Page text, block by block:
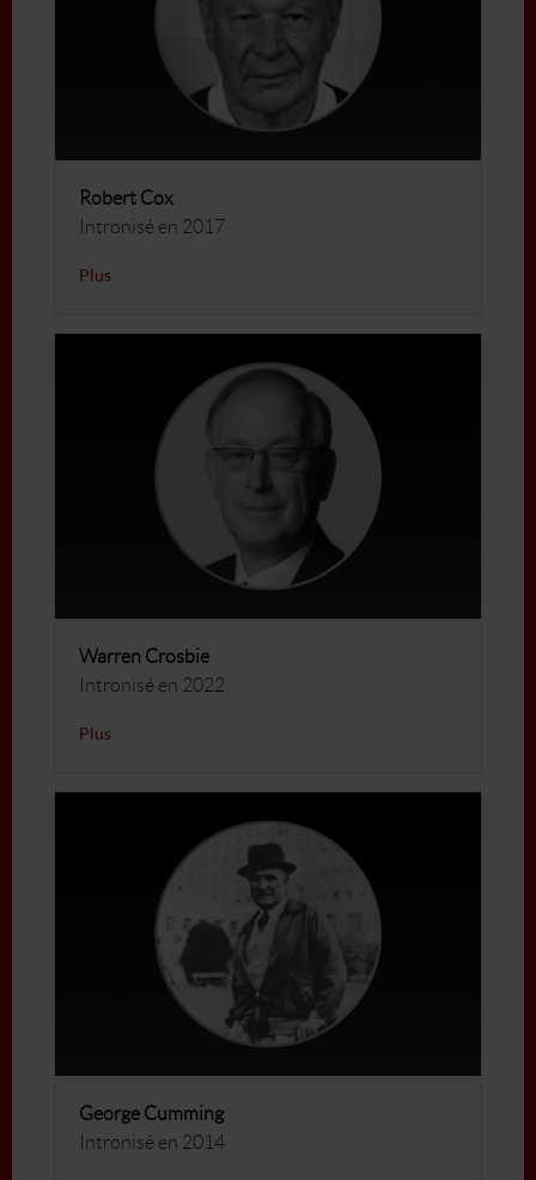
Robert Cox
Intronisé en 2017
Plus
Warren Crosbie
Intronisé en 2022
Plus
George Cumming
Intronisé en 2014